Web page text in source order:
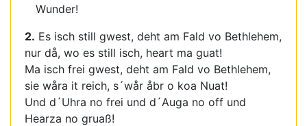
Wunder!
2. Es isch still gwest, deht am Fald vo Bethlehem,
nur då, wo es still isch, heart ma guat!
Ma isch frei gwest, deht am Fald vo Bethlehem,
sie wåra it reich, s´wår åbr o koa Nuat!
Und d´Uhra no frei und d´Auga no off und
Hearza no gruaß!